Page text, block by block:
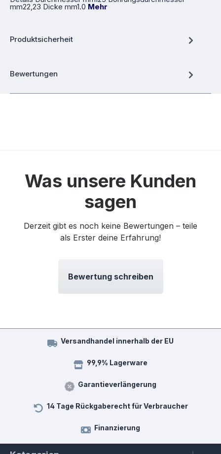
mm22,23 Dicke mm1.0 Mehr
Produktsicherheit
Bewertungen
Was unsere Kunden
sagen
Derzeit gibt es noch keine Bewertungen – teile
als Erster deine Erfahrung!
Bewertung schreiben
Versandhandel innerhalb der EU
99,9% Lagerware
Garantieverlängerung
14 Tage Rückgaberecht für Verbraucher
Finanzierung